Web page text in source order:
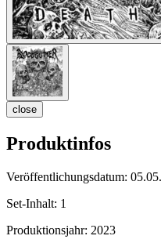
close
Produktinfos
Veröffentlichungsdatum:
Set-Inhalt: 1
Produktionsjahr: 2023